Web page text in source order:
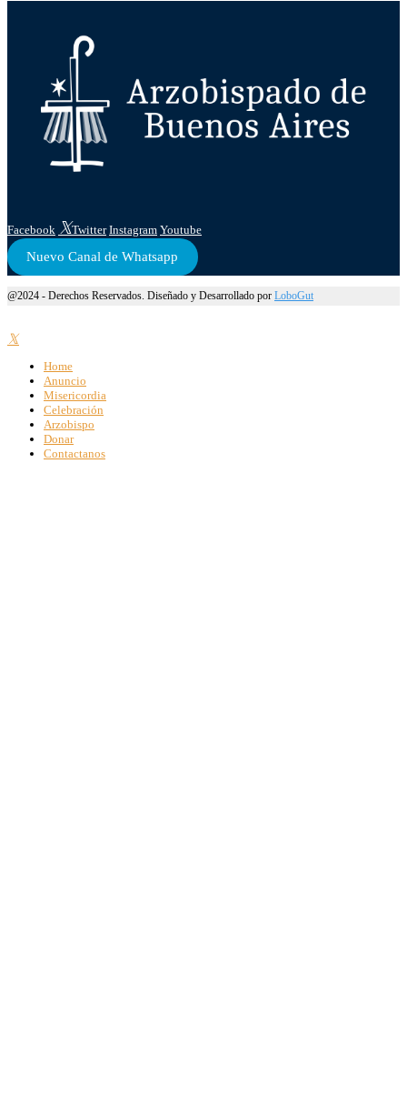
Facebook Twitter Instagram Youtube
Nuevo Canal de Whatsapp
@2024 - Derechos Reservados. Diseñado y Desarrollado por LoboGut
Home
Anuncio
Misericordia
Celebración
Arzobispo
Donar
Contactanos